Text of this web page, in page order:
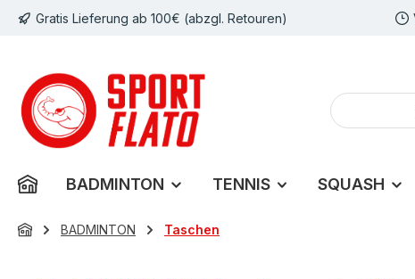
Hauptinhalt springen
Zur Suche springen
Zur Hauptnavigation springen
Gratis Lieferung ab 100€ (abzgl. Retouren)
BADMINTON TENNIS SQUASH
BADMINTON Taschen